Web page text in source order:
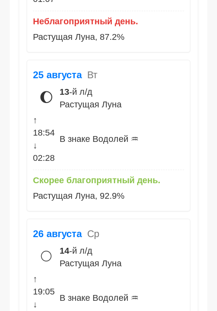
Неблагоприятный день.
Растущая Луна, 87.2%
25 августа Вт
🌔 13-й л/д
Растущая Луна
↑
18:54
↓
02:28
В знаке Водолей ♒
Скорее благоприятный день.
Растущая Луна, 92.9%
26 августа Ср
🌕 14-й л/д
Растущая Луна
↑
19:05
↓
В знаке Водолей ♒